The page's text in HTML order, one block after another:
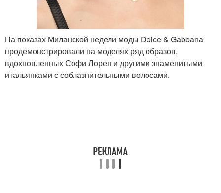
На показах Миланской недели моды Dolce & Gabbana
продемонстрировали на моделях ряд образов,
вдохновленных Софи Лорен и другими знаменитыми
итальянками с соблазнительными волосами.